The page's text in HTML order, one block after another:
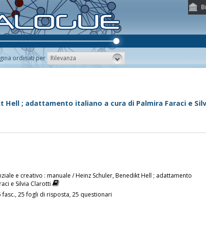
ordinati per Rilevanza
; adattamento italiano a cura di Palmira Faraci e
e creativo : manuale / Heinz Schuler, Benedikt Hell ; adattamento
e Silvia Clarotti
fasc., 25 fogli di risposta, 25 questionari